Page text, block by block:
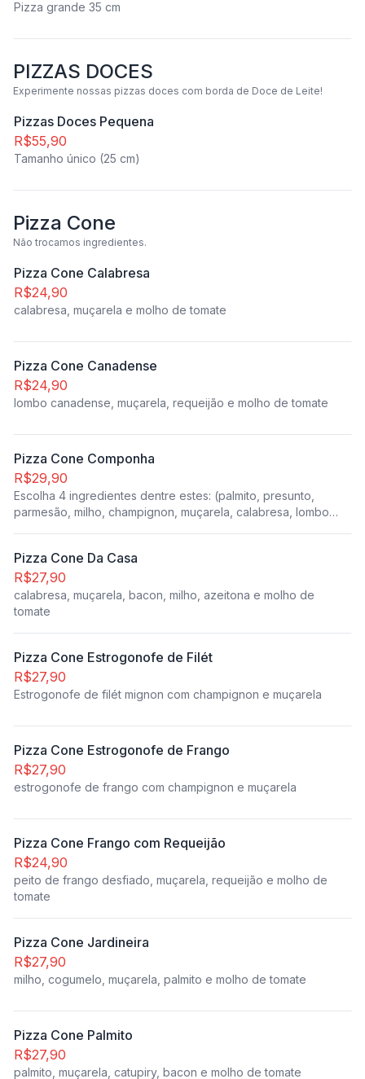
Pizza grande 35 cm
PIZZAS DOCES
Experimente nossas pizzas doces com borda de Doce de Leite!
Pizzas Doces Pequena
R$55,90
Tamanho único (25 cm)
Pizza Cone
Não trocamos ingredientes.
Pizza Cone Calabresa
R$24,90
calabresa, muçarela e molho de tomate
Pizza Cone Canadense
R$24,90
lombo canadense, muçarela, requeijão e molho de tomate
Pizza Cone Componha
R$29,90
Escolha 4 ingredientes dentre estes: (palmito, presunto,
parmesão, milho, champignon, muçarela, calabresa, lombo
Pizza Cone Da Casa
R$27,90
calabresa, muçarela, bacon, milho, azeitona e molho de
tomate
Pizza Cone Estrogonofe de Filét
R$27,90
Estrogonofe de filét mignon com champignon e muçarela
Pizza Cone Estrogonofe de Frango
R$27,90
estrogonofe de frango com champignon e muçarela
Pizza Cone Frango com Requeijão
R$24,90
peito de frango desfiado, muçarela, requeijão e molho de
tomate
Pizza Cone Jardineira
R$27,90
milho, cogumelo, muçarela, palmito e molho de tomate
Pizza Cone Palmito
R$27,90
palmito, muçarela, catupiry, bacon e molho de tomate